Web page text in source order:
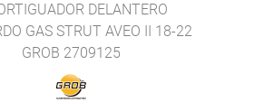
DELANTERO
GAS STRUT AVEO II 18-22
GROB 2709125